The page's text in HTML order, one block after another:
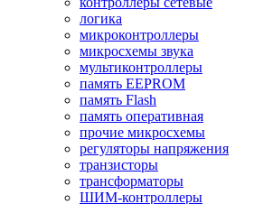
логика
микроконтроллеры
микросхемы звука
мультиконтроллеры
память EEPROM
память Flash
память оперативная
прочие микросхемы
регуляторы напряжения
транзисторы
трансформаторы
ШИМ-контроллеры